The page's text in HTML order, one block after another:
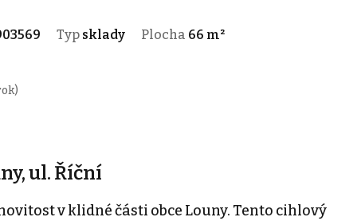
Typ sklady Plocha 66 m²
ul. Říční
v klidné části obce Louny. Tento cihlový